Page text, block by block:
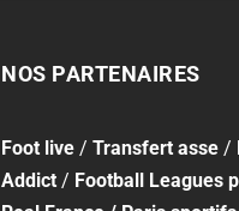
NOS PARTENAIRES
Foot live /Transfert asse /
Addict / Football Leagues